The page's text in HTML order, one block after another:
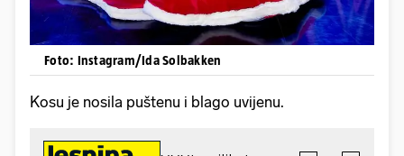
Foto: Instagram/Ida Solbakken
Kosu je nosila puštenu i blago uvijenu.